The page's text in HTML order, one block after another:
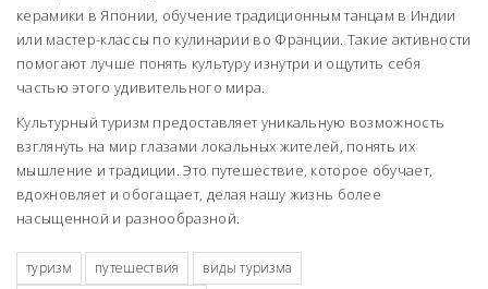
керамики в Японии, обучение традиционным танцам в Индии
или мастер-классы по кулинарии во Франции. Такие активности
помогают лучше понять культуру изнутри и ощутить себя
частью этого удивительного мира.
Культурный туризм предоставляет уникальную возможность
взглянуть на мир глазами локальных жителей, понять их
мышление и традиции. Это путешествие, которое обучает,
вдохновляет и обогащает, делая нашу жизнь более
насыщенной и разнообразной.
туризм путешествия
виды туризма